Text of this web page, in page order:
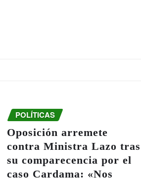
POLÍTICAS
Oposición arremete
contra Ministra Lazo tras
su comparecencia por el
caso Cardama: «Nos